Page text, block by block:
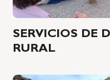
SERVICIOS DE
RURAL